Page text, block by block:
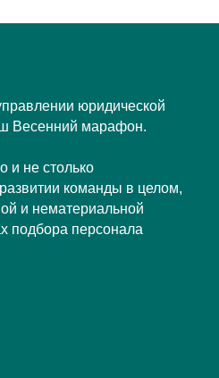
юридической
Весенний марафон.
и не столько
команды в целом,
и нематериальной
подбора персонала